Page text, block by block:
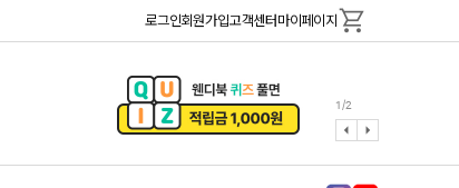
로그인회원가입고객센터 마이페이지
1/2